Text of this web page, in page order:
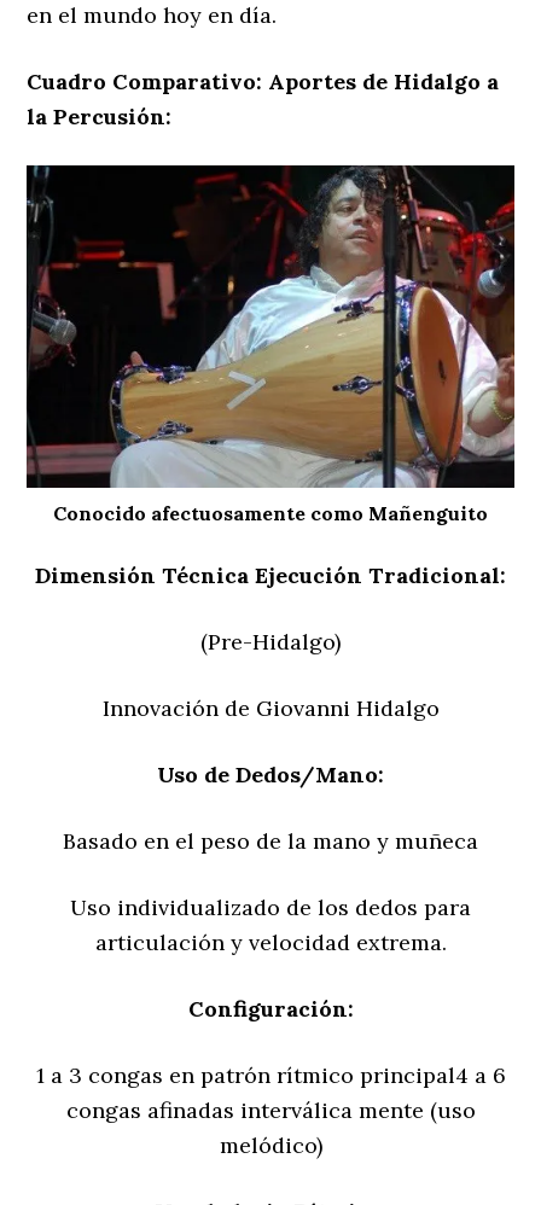
en el mundo hoy en día.
Cuadro Comparativo: Aportes de Hidalgo a
la Percusión:
Conocido afectuosamente como Mañenguito
Dimensión Técnica Ejecución Tradicional:
(Pre-Hidalgo)
Innovación de Giovanni Hidalgo
Uso de Dedos/Mano:
Basado en el peso de la mano y muñeca
Uso individualizado de los dedos para
articulación y velocidad extrema.
Configuración:
1 a 3 congas en patrón rítmico principal4 a 6
congas afinadas interválica mente (uso
melódico)